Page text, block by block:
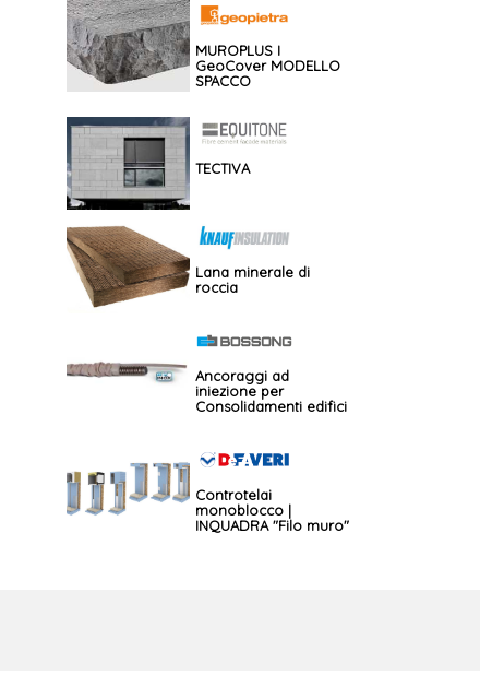
MUROPLUS I
GeoCover MODELLO
SPACCO
TECTIVA
Lana minerale di
roccia
Ancoraggi ad
iniezione per
Consolidamenti edifici
Controtelai
monoblocco |
INQUADRA "Filo muro"